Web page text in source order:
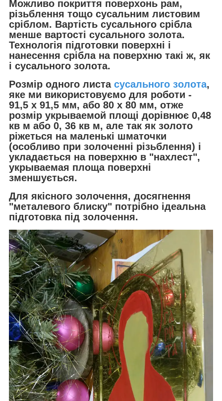
Можливо покриття поверхонь рам,
різьблення тощо сусальним листовим
сріблом. Вартість сусального срібла
менше вартості сусального золота.
Технологія підготовки поверхні і
нанесення срібла на поверхню такі ж, як
і сусального золота.
Розмір одного листа сусального золота,
яке ми використовуємо для роботи -
91,5 х 91,5 мм, або 80 x 80 мм, отже
розмір укрываемой площі дорівнює 0,48
кв м або 0, 36 кв м, але так як золото
ріжеться на маленькі шматочки
(особливо при золоченні різьблення) і
укладається на поверхню в "нахлест",
укрываемая площа поверхні
зменшується.
Для якісного золочення, досягнення
"металевого блиску" потрібно ідеальна
підготовка під золочення.